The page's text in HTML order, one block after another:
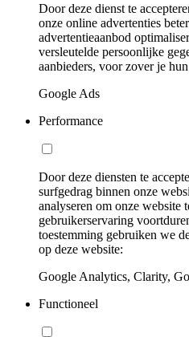
Door deze dienst te
onze online advertenties
advertentieaanbod
versleutelde persoonlijke
aanbieders, voor zover je
Google Ads
Performance
Door deze diensten te
surfgedrag binnen onze
analyseren om onze website
gebruikerservaring
toestemming gebruiken we
op deze website:
Google Analytics, Clarity,
Functioneel